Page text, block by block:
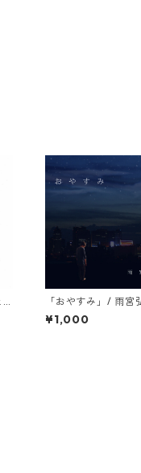
「おやすみ」/ 雨宮
¥1,000